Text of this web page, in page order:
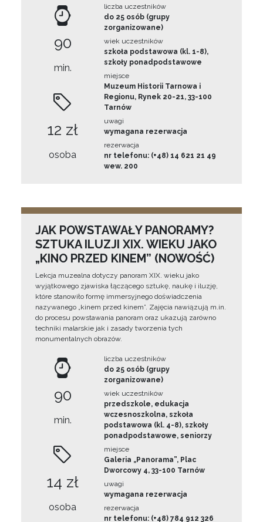
90
min.
12 zł
osoba
liczba uczestników
do 25 osób (grupy
zorganizowane)
wiek uczestników
szkoła podstawowa (kl. 1-8),
szkoły ponadpodstawowe
miejsce
Muzeum Historii Tarnowa i
Regionu, Rynek 20-21, 33-100
Tarnów
uwagi
wymagana rezerwacja
rezerwacja
nr telefonu: (+48) 14 621 21 49
wew. 200
JAK POWSTAWAŁY PANORAMY?
SZTUKA ILUZJI XIX. WIEKU JAKO
„KINO PRZED KINEM” (NOWOŚĆ)
Lekcja muzealna dotyczy panoram XIX. wieku jako
wyjątkowego zjawiska łączącego sztukę, naukę i iluzję,
które stanowiło formę immersyjnego doświadczenia
nazywanego „kinem przed kinem”. Zajęcia nawiązują m.in.
do procesu powstawania panoram oraz ukazują zarówno
techniki malarskie jak i zasady tworzenia tych
monumentalnych obrazów.
90
min.
14 zł
osoba
liczba uczestników
do 25 osób (grupy
zorganizowane)
wiek uczestników
przedszkole, edukacja
wczesnoszkolna, szkoła
podstawowa (kl. 4-8), szkoły
ponadpodstawowe, seniorzy
miejsce
Galeria „Panorama”, Plac
Dworcowy 4, 33-100 Tarnów
uwagi
wymagana rezerwacja
rezerwacja
nr telefonu: (+48) 784 912 326